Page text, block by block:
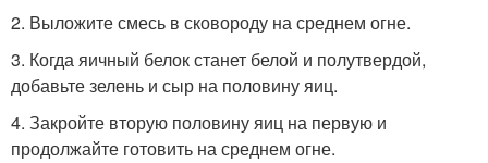
2. Выложите смесь в сковороду на среднем огне.
3. Когда яичный белок станет белой и полутвердой,
добавьте зелень и сыр на половину яиц.
4. Закройте вторую половину яиц на первую и
продолжайте готовить на среднем огне.